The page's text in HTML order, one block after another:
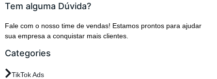
Tem alguma Dúvida?
Fale com o nosso time de vendas! Estamos prontos para ajudar
sua empresa a conquistar mais clientes.
Categories
TikTok Ads